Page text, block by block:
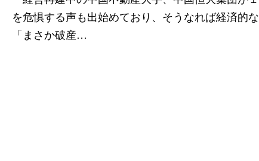
を危惧する声も出始めており、そうなれば経済的
「まさか破産…